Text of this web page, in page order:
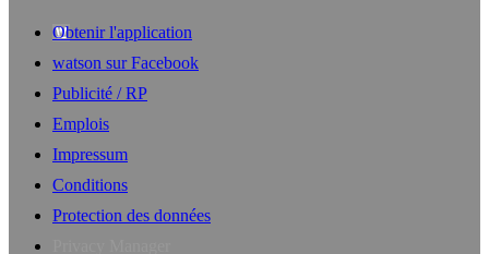
Obtenir l'application
watson sur Facebook
Publicité / RP
Emplois
Impressum
Conditions
Protection des données